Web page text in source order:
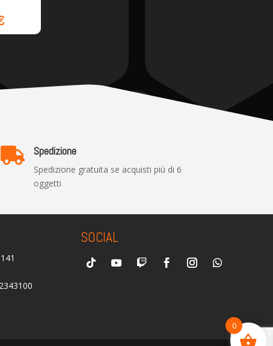
 Spedizione
Spedizione gratuita se acquisti più di 6
oggetti
SOCIAL
0